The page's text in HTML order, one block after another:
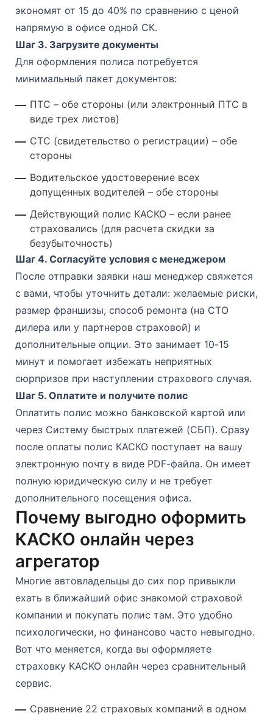
экономят от 15 до 40% по сравнению с ценой
напрямую в офисе одной СК.
Шаг 3. Загрузите документы
Для оформления полиса потребуется
минимальный пакет документов:
ПТС – обе стороны (или электронный ПТС в
виде трех листов)
СТС (свидетельство о регистрации) – обе
стороны
Водительское удостоверение всех
допущенных водителей – обе стороны
Действующий полис КАСКО – если ранее
страховались (для расчета скидки за
безубыточность)
Шаг 4. Согласуйте условия с менеджером
После отправки заявки наш менеджер свяжется
с вами, чтобы уточнить детали: желаемые риски,
размер франшизы, способ ремонта (на СТО
дилера или у партнеров страховой) и
дополнительные опции. Это занимает 10-15
минут и помогает избежать неприятных
сюрпризов при наступлении страхового случая.
Шаг 5. Оплатите и получите полис
Оплатить полис можно банковской картой или
через Систему быстрых платежей (СБП). Сразу
после оплаты полис КАСКО поступает на вашу
электронную почту в виде PDF-файла. Он имеет
полную юридическую силу и не требует
дополнительного посещения офиса.
Почему выгодно оформить
КАСКО онлайн через
агрегатор
Многие автовладельцы до сих пор привыкли
ехать в ближайший офис знакомой страховой
компании и покупать полис там. Это удобно
психологически, но финансово часто невыгодно.
Вот что меняется, когда вы оформляете
страховку КАСКО онлайн через сравнительный
сервис.
Сравнение 22 страховых компаний в одном